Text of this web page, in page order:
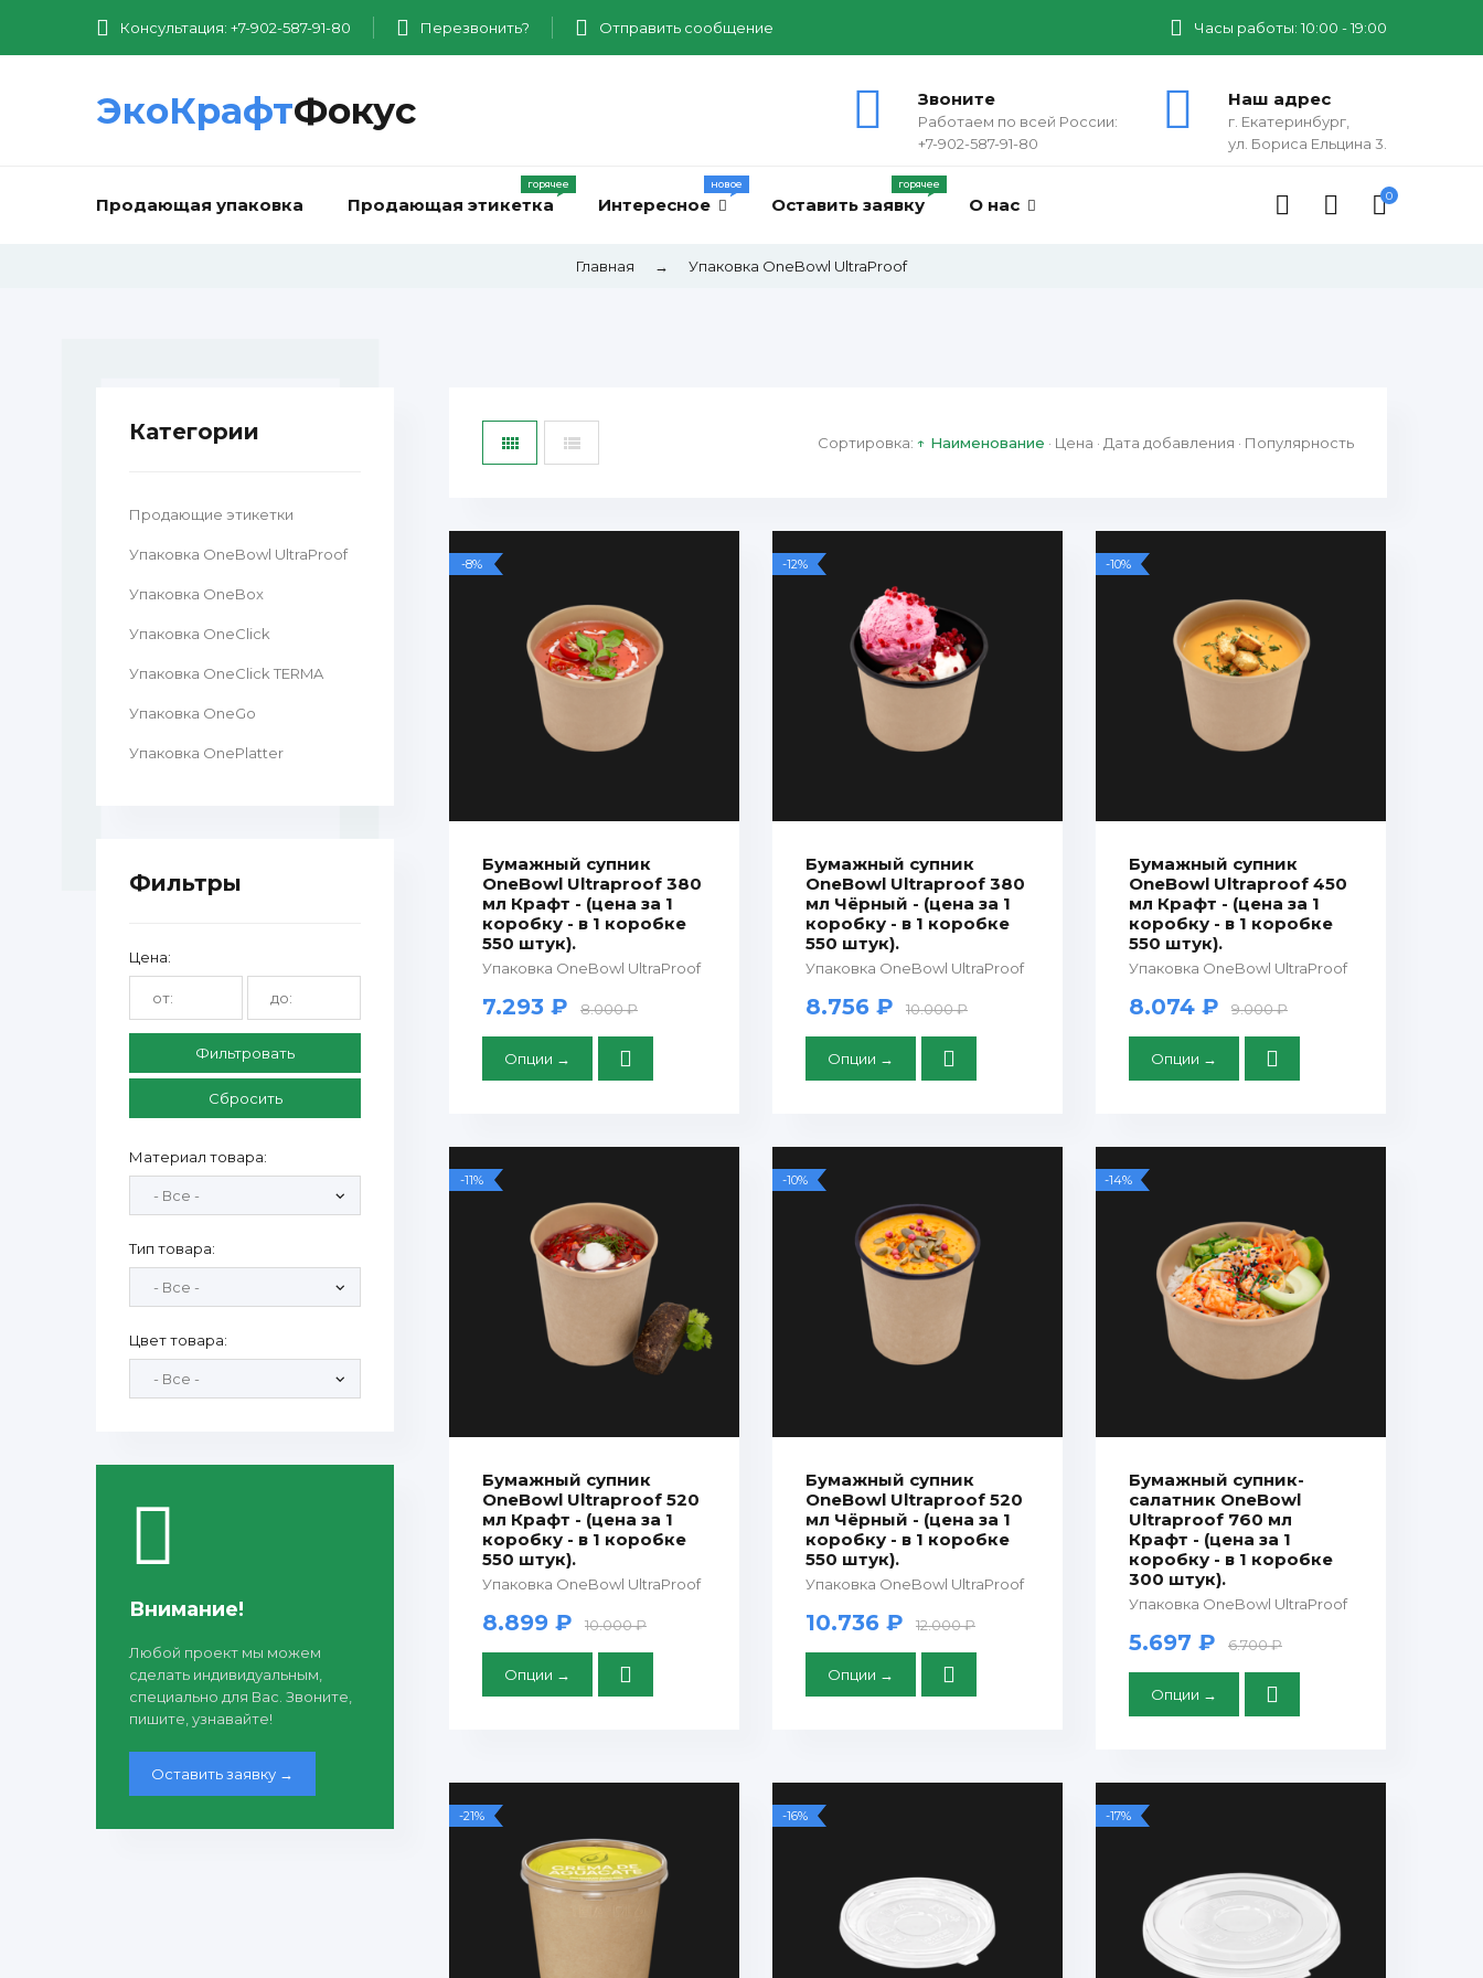
Консультация: +7-902-587-91-80 Перезвонить? Отправить сообщение Часы работы: 10:00 - 19:00
ЭкоКрафтФокус Звоните
Работаем по всей России:
+7-902-587-91-80
Наш адрес
г. Екатеринбург,
ул. Бориса Ельцина 3.
Продающая упаковка Продающая этикетка Интересное Оставить заявку О нас 0
Главная → Упаковка OneBowl UltraProof
Сортировка: ↑ Наименование · Цена · Дата добавления · Популярность
-8%
Бумажный супник
OneBowl Ultraproof 380
мл Крафт - (цена за 1
коробку - в 1 коробке
550 штук).
Упаковка OneBowl UltraProof
7.293 ₽ 8.000 ₽
Опции →
-12%
Бумажный супник
OneBowl Ultraproof 380
мл Чёрный - (цена за 1
коробку - в 1 коробке
550 штук).
Упаковка OneBowl UltraProof
8.756 ₽ 10.000 ₽
Опции →
-10%
Бумажный супник
OneBowl Ultraproof 450
мл Крафт - (цена за 1
коробку - в 1 коробке
550 штук).
Упаковка OneBowl UltraProof
8.074 ₽ 9.000 ₽
Опции →
-11%
Бумажный супник
OneBowl Ultraproof 520
мл Крафт - (цена за 1
коробку - в 1 коробке
550 штук).
Упаковка OneBowl UltraProof
8.899 ₽ 10.000 ₽
Опции →
-10%
Бумажный супник
OneBowl Ultraproof 520
мл Чёрный - (цена за 1
коробку - в 1 коробке
550 штук).
Упаковка OneBowl UltraProof
10.736 ₽ 12.000 ₽
Опции →
-14%
Бумажный супник-
салатник OneBowl
Ultraproof 760 мл
Крафт - (цена за 1
коробку - в 1 коробке
300 штук).
Упаковка OneBowl UltraProof
5.697 ₽ 6.700 ₽
Опции →
-21% -16% -17%
Категории
Продающие этикетки
Упаковка OneBowl UltraProof
Упаковка OneBox
Упаковка OneClick
Упаковка OneClick TERMA
Упаковка OneGo
Упаковка OnePlatter
Фильтры
Цена:
Фильтровать
Сбросить
Материал товара:
Тип товара:
Цвет товара:
Внимание!
Любой проект мы можем
сделать индивидуальным,
специально для Вас. Звоните,
пишите, узнавайте!
Оставить заявку →